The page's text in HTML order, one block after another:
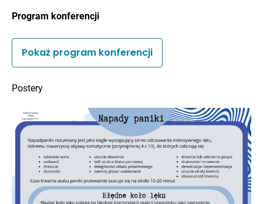
Program konferencji
Pokaż program konferencji
Postery